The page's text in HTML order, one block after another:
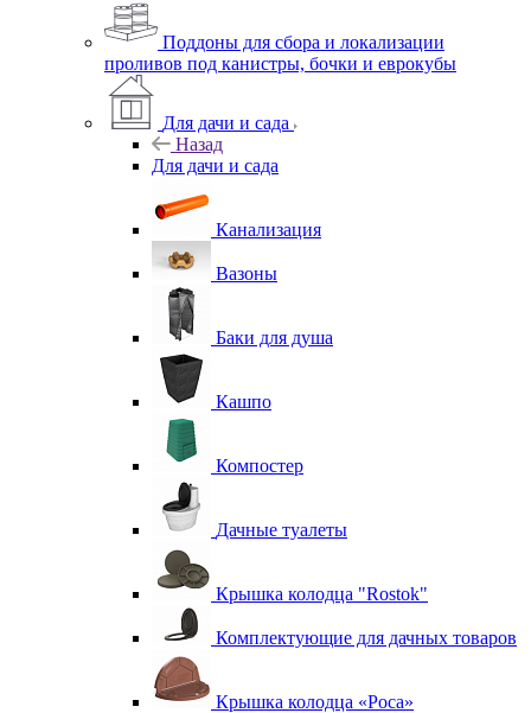
Поддоны для сбора и локализации
проливов под канистры, бочки и еврокубы
Для дачи и сада
Назад
Для дачи и сада
Канализация
Вазоны
Баки для душа
Кашпо
Компостер
Дачные туалеты
Крышка колодца "Rostok"
Комплектующие для дачных товаров
Крышка колодца «Роса»